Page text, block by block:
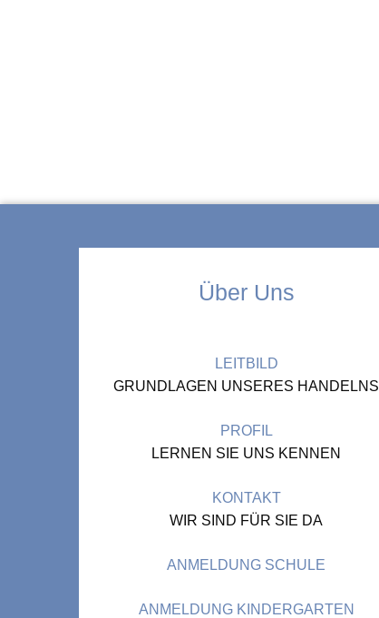
Über Uns
LEITBILD
GRUNDLAGEN UNSERES HANDELNS
PROFIL
LERNEN SIE UNS KENNEN
KONTAKT
WIR SIND FÜR SIE DA
ANMELDUNG SCHULE
ANMELDUNG KINDERGARTEN